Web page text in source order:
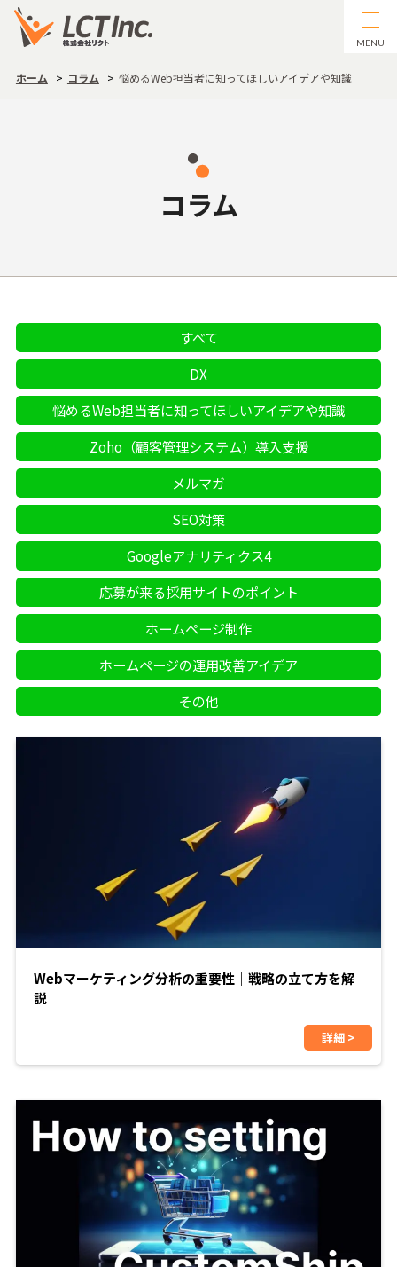
MENU
ホーム コラム 悩めるWeb担当者に知ってほしいアイデアや知識
コラム
すべて
DX
悩めるWeb担当者に知ってほしいアイデアや知識
Zoho（顧客管理システム）導入支援
メルマガ
SEO対策
Googleアナリティクス4
応募が来る採用サイトのポイント
ホームページ制作
ホームページの運用改善アイデア
その他
Webマーケティング分析の重要性｜戦略の立て方を解
説
詳細 >